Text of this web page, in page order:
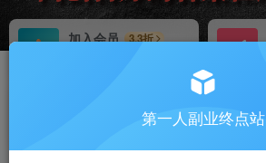
加入会员
3.3折
推广返佣高达70%第一人副业终点站